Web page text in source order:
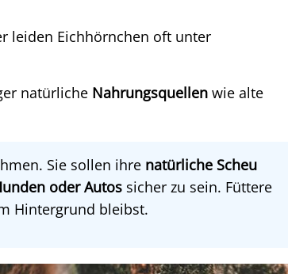
leiden Eichhörnchen oft unter
natürliche Nahrungsquellen wie alte
Sie sollen ihre natürliche Scheu
oder Autos sicher zu sein. Füttere
Hintergrund bleibst.